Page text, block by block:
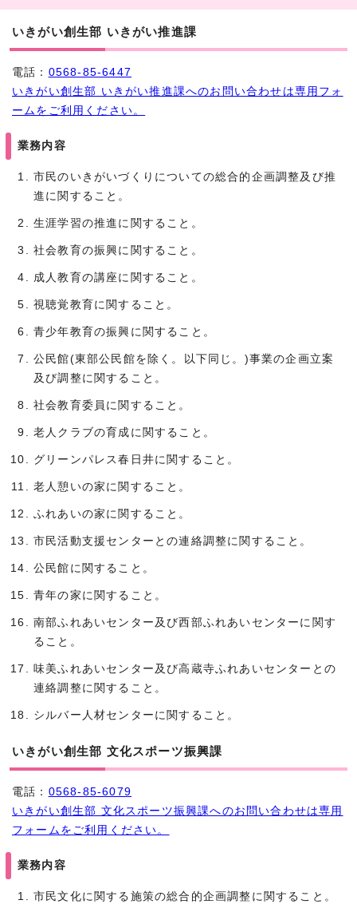
いきがい創生部 いきがい推進課
電話： 0568-85-6447
いきがい創生部 いきがい推進課へのお問い合わせは専用フォ
ームをご利用ください。
業務内容
市民のいきがいづくりについての総合的企画調整及び推
進に関すること。
生涯学習の推進に関すること。
社会教育の振興に関すること。
成人教育の講座に関すること。
視聴覚教育に関すること。
青少年教育の振興に関すること。
公民館(東部公民館を除く。以下同じ。)事業の企画立案
及び調整に関すること。
社会教育委員に関すること。
老人クラブの育成に関すること。
グリーンパレス春日井に関すること。
老人憩いの家に関すること。
ふれあいの家に関すること。
市民活動支援センターとの連絡調整に関すること。
公民館に関すること。
青年の家に関すること。
南部ふれあいセンター及び西部ふれあいセンターに関す
ること。
味美ふれあいセンター及び高蔵寺ふれあいセンターとの
連絡調整に関すること。
シルバー人材センターに関すること。
いきがい創生部 文化スポーツ振興課
電話： 0568-85-6079
いきがい創生部 文化スポーツ振興課へのお問い合わせは専用
フォームをご利用ください。
業務内容
市民文化に関する施策の総合的企画調整に関すること。